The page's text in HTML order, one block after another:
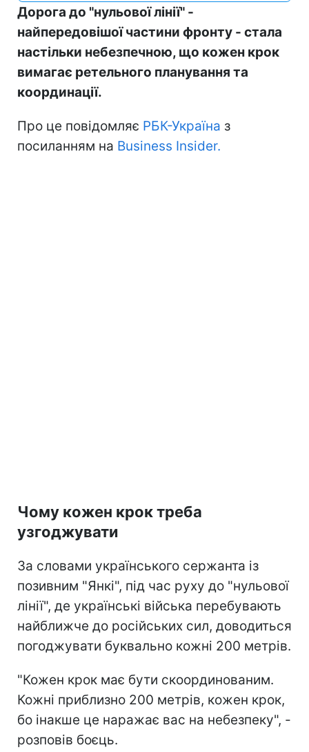
Дорога до "нульової лінії" -
найпередовішої частини фронту - стала
настільки небезпечною, що кожен крок
вимагає ретельного планування та
координації.
Про це повідомляє РБК-Україна з
посиланням на Business Insider.
Чому кожен крок треба
узгоджувати
За словами українського сержанта із
позивним "Янкі", під час руху до "нульової
лінії", де українські війська перебувають
найближче до російських сил, доводиться
погоджувати буквально кожні 200 метрів.
"Кожен крок має бути скоординованим.
Кожні приблизно 200 метрів, кожен крок,
бо інакше це наражає вас на небезпеку", -
розповів боєць.